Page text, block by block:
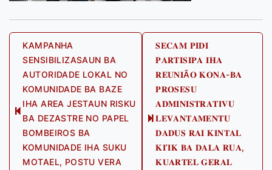
Post
navigation
Previous
post:
KAMPANHA
SENSIBILIZASAUN BA
AUTORIDADE LOKAL NO
KOMUNIDADE BA BAZE
IHA AREA JESTAUN RISKU
BA DEZASTRE NO PAPEL
BOMBEIROS BA
KOMUNIDADE IHA SUKU
MOTAEL, POSTU VERA
Next
post:
𝐒𝐄𝐂𝐀𝐌 𝐏𝐈𝐃𝐈
𝐏𝐀𝐑𝐓𝐈𝐒𝐈𝐏𝐀 𝐈𝐇𝐀
𝐑𝐄𝐔𝐍𝐈Ã𝐎 𝐊𝐎𝐍𝐀-𝐁𝐀
𝐏𝐑𝐎𝐒𝐄𝐒𝐔
𝐀𝐃𝐌𝐈𝐍𝐈𝐒𝐓𝐑𝐀𝐓𝐈𝐕𝐔
𝐋𝐄𝐕𝐀𝐍𝐓𝐀𝐌𝐄𝐍𝐓𝐔
𝐃𝐀𝐃𝐔𝐒 𝐑𝐀𝐈 𝐊𝐈𝐍𝐓𝐀𝐋
𝐊𝐈’𝐈𝐊 𝐁𝐀 𝐃𝐀𝐋𝐀 𝐑𝐔𝐀,
𝐊𝐔𝐀𝐑𝐓𝐄𝐋 𝐆𝐄𝐑𝐀𝐋